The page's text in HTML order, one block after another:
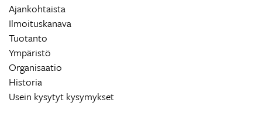
Ajankohtaista
Ilmoituskanava
Tuotanto
Ympäristö
Organisaatio
Historia
Usein kysytyt kysymykset